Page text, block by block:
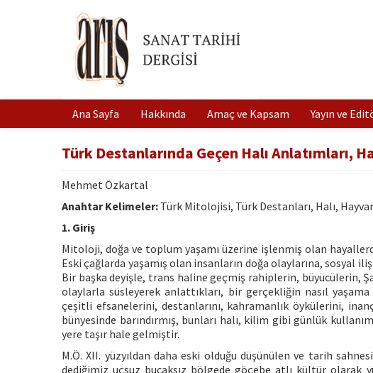
Ana Sayfa Hakkında Amaç ve Kapsam Yayın ve
Türk Destanlarında Geçen Halı
Mehmet Özkartal
Anahtar Kelimeler: Türk Mitolojisi, Türk Destanları, Halı,
1. Giriş
Mitoloji, doğa ve toplum yaşamı üzerine işlenmiş olan
Eski çağlarda yaşamış olan insanların doğa olaylarına, sosyal
Bir başka deyişle, trans haline geçmiş rahiplerin, büyücülerin,
olaylarla süsleyerek anlattıkları, bir gerçekliğin nasıl
çeşitli efsanelerini, destanlarını, kahramanlık öykülerini,
bünyesinde barındırmış, bunları halı, kilim gibi günlük
yere taşır hale gelmiştir.
M.Ö. XII. yüzyıldan daha eski olduğu düşünülen ve tarih
dediğimiz uçsuz bucaksız bölgede göçebe atlı kültür